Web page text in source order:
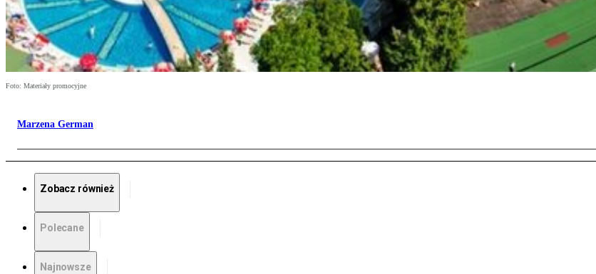
Foto: Materiały promocyjne
Marzena German
Zobacz również
Polecane
Najnowsze